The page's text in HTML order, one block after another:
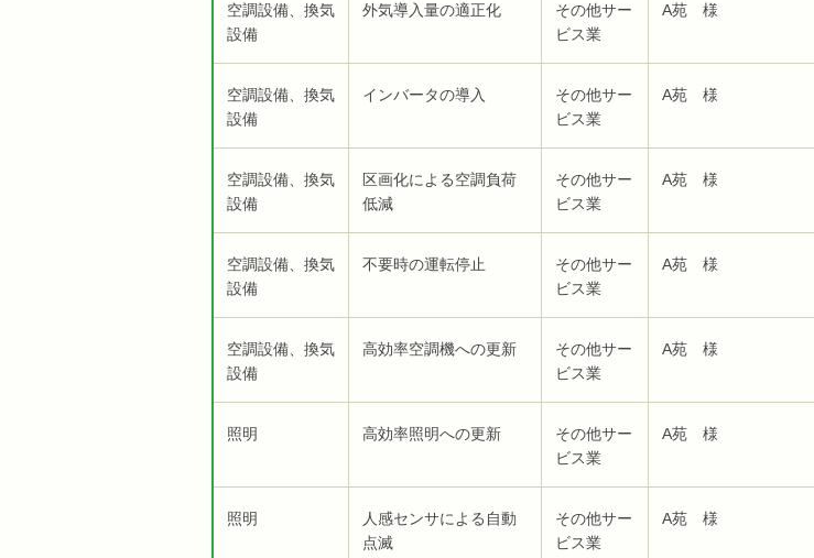
空調設備、換気
設備
外気導入量の適正化
その他サー
ビス業
A苑 様
空調設備、換気
設備
インバータの導入
その他サー
ビス業
A苑 様
空調設備、換気
設備
区画化による空調負荷
低減
その他サー
ビス業
A苑 様
空調設備、換気
設備
不要時の運転停止
その他サー
ビス業
A苑 様
空調設備、換気
設備
高効率空調機への更新
その他サー
ビス業
A苑 様
照明 高効率照明への更新
その他サー
ビス業
A苑 様
照明
人感センサによる自動
点滅
その他サー
ビス業
A苑 様